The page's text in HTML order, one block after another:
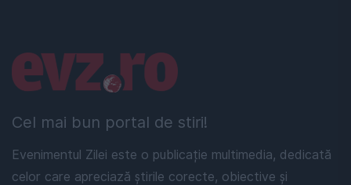
Cel mai bun portal de stiri!
Evenimentul Zilei este o publicație multimedia, dedicată
celor care apreciază știrile corecte, obiective și
Linkuri utile